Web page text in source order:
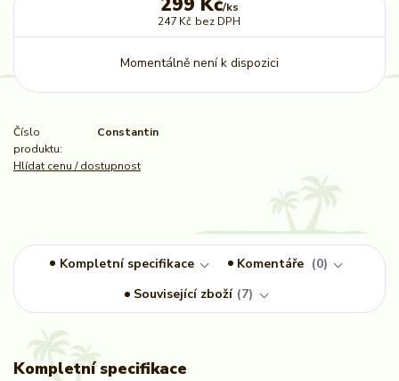
/ks
247 Kč bez DPH
Momentálně není k dispozici
Číslo
produktu:
Constantin
Hlídat cenu / dostupnost
Kompletní specifikace Komentáře
0
Související zboží 7
Kompletní specifikace